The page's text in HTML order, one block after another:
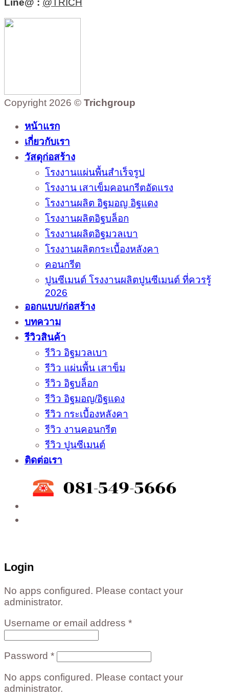
Line@ : @TRICH
Copyright 2026 © Trichgroup
หน้าแรก
เกี่ยวกับเรา
วัสดุก่อสร้าง
โรงงานแผ่นพื้นสำเร็จรูป
โรงงาน เสาเข็มคอนกรีตอัดแรง
โรงงานผลิต อิฐมอญ อิฐแดง
โรงงานผลิตอิฐบล็อก
โรงงานผลิตอิฐมวลเบา
โรงงานผลิตกระเบื้องหลังคา
คอนกรีต
ปูนซีเมนต์ โรงงานผลิตปูนซีเมนต์ ที่ควรรู้
2026
ออกแบบ/ก่อสร้าง
บทความ
รีวิวสินค้า
รีวิว อิฐมวลเบา
รีวิว แผ่นพื้น เสาข็ม
รีวิว อิฐบล็อก
รีวิว อิฐมอญ/อิฐแดง
รีวิว กระเบื้องหลังคา
รีวิว งานคอนกรีต
รีวิว ปูนซีเมนต์
ติดต่อเรา
Login
No apps configured. Please contact your
administrator.
Username or email address *
Password *
No apps configured. Please contact your
administrator.